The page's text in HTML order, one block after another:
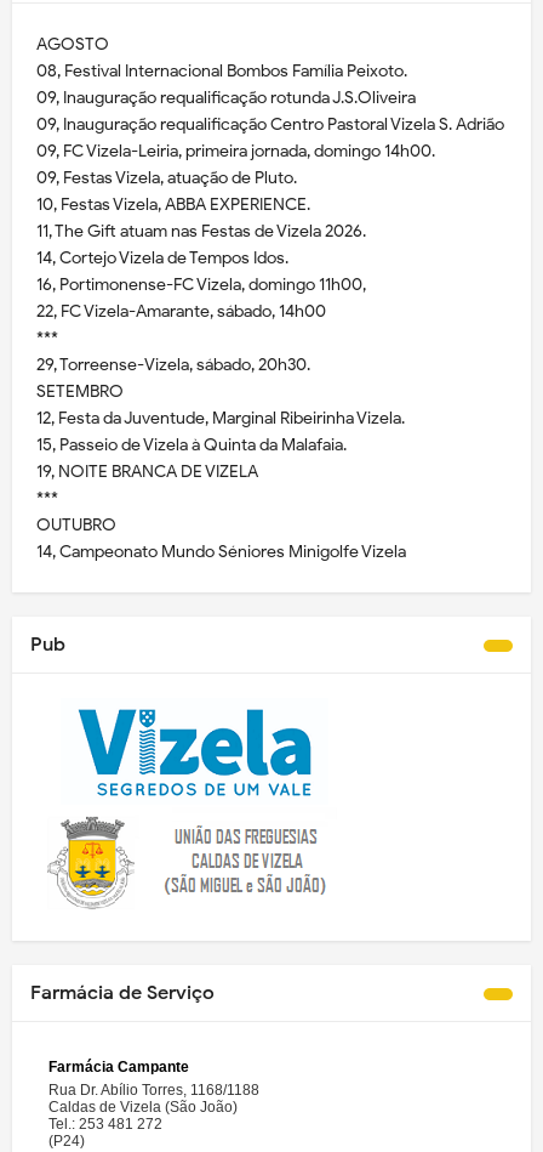
AGOSTO
08, Festival Internacional Bombos Família Peixoto.
09, Inauguração requalificação rotunda J.S.Oliveira
09, Inauguração requalificação Centro Pastoral Vizela S. Adrião
09, FC Vizela-Leiria, primeira jornada, domingo 14h00.
09, Festas Vizela, atuação de Pluto.
10, Festas Vizela, ABBA EXPERIENCE.
11, The Gift atuam nas Festas de Vizela 2026.
14, Cortejo Vizela de Tempos Idos.
16, Portimonense-FC Vizela, domingo 11h00,
22, FC Vizela-Amarante, sábado, 14h00
***
29, Torreense-Vizela, sábado, 20h30.
SETEMBRO
12, Festa da Juventude, Marginal Ribeirinha Vizela.
15, Passeio de Vizela à Quinta da Malafaia.
19, NOITE BRANCA DE VIZELA
***
OUTUBRO
14, Campeonato Mundo Séniores Minigolfe Vizela
Pub
Farmácia de Serviço